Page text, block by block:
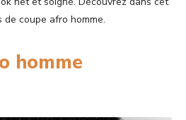
de coupe afro homme.
homme